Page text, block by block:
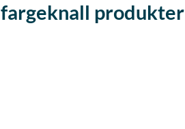
fargeknall produkter